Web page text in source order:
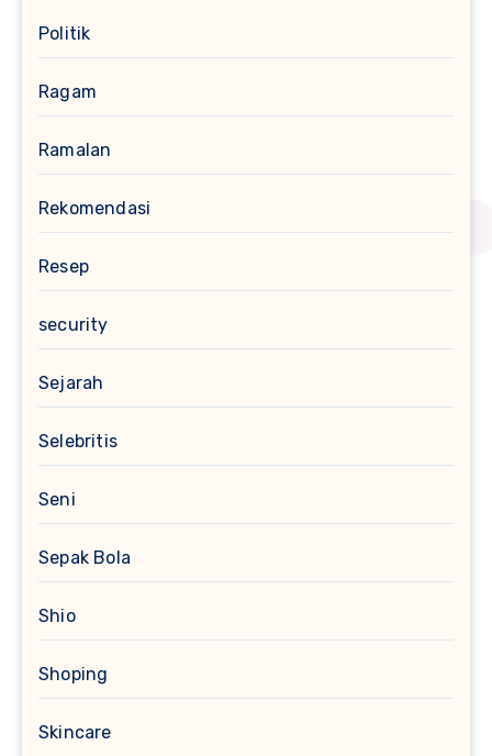
Politik
Ragam
Ramalan
Rekomendasi
Resep
security
Sejarah
Selebritis
Seni
Sepak Bola
Shio
Shoping
Skincare